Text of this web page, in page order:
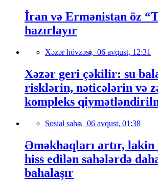
İran və Ermənistan öz
hazırlayır
Xəzər hövzəsi, 06 avqust, 12:31
Xəzər geri çəkilir: su
risklərin, nəticələrin və
kompleks
Sosial sahə, 06 avqust, 01:38
Əməkhaqları artır, lakin
hiss edilən sahələrdə
bahalaşır